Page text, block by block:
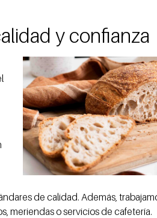
y confianza
de calidad. Además,
meriendas o servicios de cafetería.